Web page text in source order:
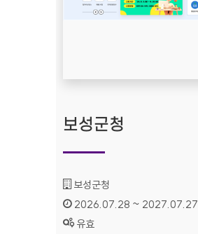
보성군청
기관명 :
보성군청
인증기간 :
2026.07.28 ~ 2027.07.27
상태 :
유효